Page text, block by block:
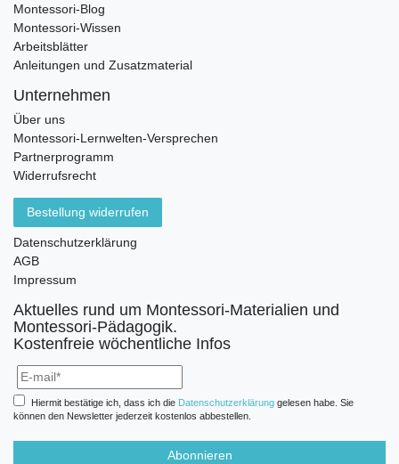
Montessori-Blog
Montessori-Wissen
Arbeitsblätter
Anleitungen und Zusatzmaterial
Unternehmen
Über uns
Montessori-Lernwelten-Versprechen
Partnerprogramm
Widerrufsrecht
Bestellung widerrufen
Datenschutzerklärung
AGB
Impressum
Aktuelles rund um Montessori-Materialien und
Montessori-Pädagogik.
Kostenfreie wöchentliche Infos
Hiermit bestätige ich, dass ich die Daten­schutz­erklärunggelesen habe. Sie
können den Newsletter jederzeit kostenlos abbestellen.
Abonnieren